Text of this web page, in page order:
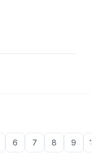
6 7 8 9 10